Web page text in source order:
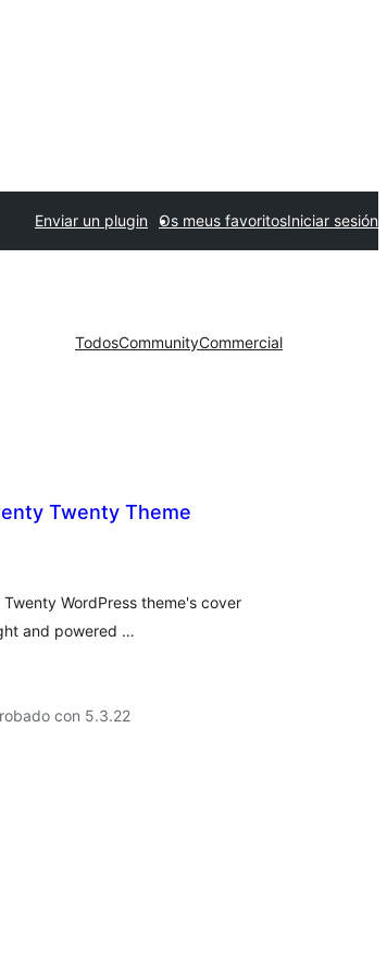
Enviar un plugin Os meus favoritosIniciar sesión
TodosCommunityCommercial
Twenty Theme
WordPress theme's cover
and powered …
con 5.3.22